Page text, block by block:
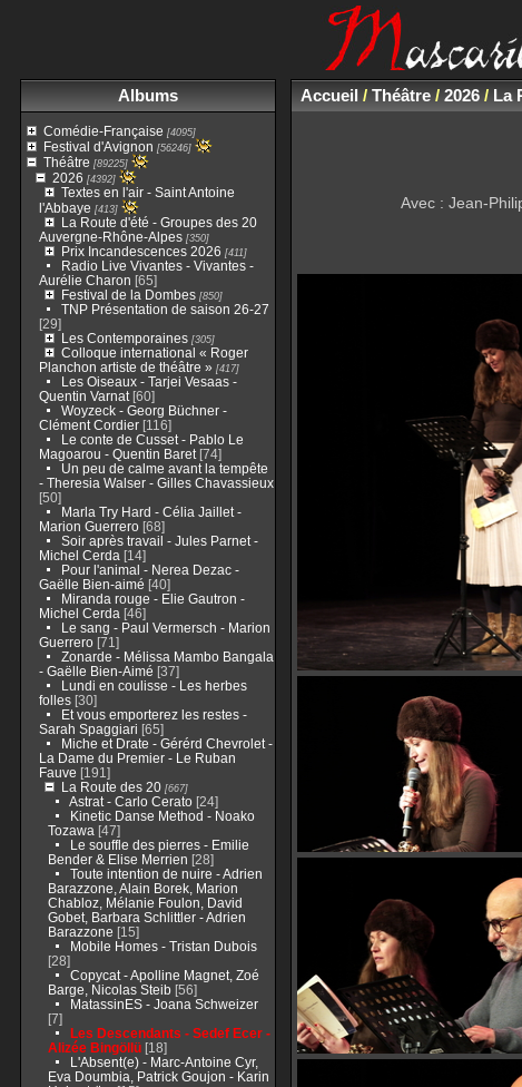
Albums
Comédie-Française [4095]
Festival d'Avignon [56246]
Théâtre [89225]
2026 [4392]
Textes en l'air - Saint Antoine
l'Abbaye [413]
La Route d'été - Groupes des 20
Auvergne-Rhône-Alpes[350]
Prix Incandescences 2026 [411]
Radio Live Vivantes - Vivantes -
Aurélie Charon [65]
Festival de la Dombes[850]
TNP Présentation de saison 26-27
[29]
Les Contemporaines[305]
Colloque international « Roger
Planchon artiste de théâtre » [417]
Les Oiseaux - Tarjei Vesaas -
Quentin Varnat[60]
Woyzeck - Georg Büchner -
Clément Cordier[116]
Le conte de Cusset - Pablo Le
Magoarou - Quentin Baret[74]
Un peu de calme avant la tempête
- Theresia Walser - Gilles Chavassieux
[50]
Marla Try Hard - Célia Jaillet -
Marion Guerrero[68]
Soir après travail - Jules Parnet -
Michel Cerda [14]
Pour l'animal - Nerea Dezac -
Gaëlle Bien-aimé [40]
Miranda rouge - Elie Gautron -
Michel Cerda [46]
Le sang - Paul Vermersch - Marion
Guerrero[71]
Zonarde - Mélissa Mambo Bangala
- Gaëlle Bien-Aimé [37]
Lundi en coulisse - Les herbes
folles[30]
Et vous emporterez les restes -
Sarah Spaggiari [65]
Miche et Drate - Gérérd Chevrolet -
La Dame du Premier - Le Ruban
Fauve [191]
La Route des 20[667]
Astrat - Carlo Cerato[24]
Kinetic Danse Method - Noako
Tozawa [47]
Le souffle des pierres - Emilie
Bender & Elise Merrien [28]
Toute intention de nuire - Adrien
Barazzone, Alain Borek, Marion
Chabloz, Mélanie Foulon, David
Gobet, Barbara Schlittler - Adrien
Barazzone [15]
Mobile Homes - Tristan Dubois
[28]
Copycat - Apolline Magnet, Zoé
Barge, Nicolas Steib[56]
MatassinES - Joana Schweizer
[7]
Les Descendants - Sedef Ecer -
Alizée Bingöllü[18]
L'Absent(e) - Marc-Antoine Cyr,
Eva Doumbia, Patrick Goujon - Karin
Accueil/ Théâtre/ 2026/ La
Avec : Jean-